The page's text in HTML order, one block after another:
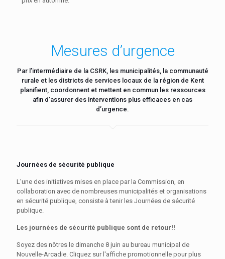
Mesures d’urgence
Par l’intermédiaire de la CSRK, les municipalités, la communauté
rurale et les districts de services locaux de la région de Kent
planifient, coordonnent et mettent en commun les ressources
afin d’assurer des interventions plus efficaces en cas
d’urgence.
Journées de sécurité publique
L’une des initiatives mises en place par la Commission, en
collaboration avec de nombreuses municipalités et organisations
en sécurité publique, consiste à tenir les Journées de sécurité
publique.
Les journées de sécurité publique sont de retour!!
Soyez des nôtres le dimanche 8 juin au bureau municipal de
Nouvelle-Arcadie. Cliquez sur l'affiche promotionnelle pour plus